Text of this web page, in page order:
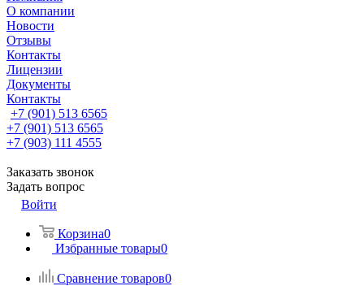
О компании
Новости
Отзывы
Контакты
Лицензии
Документы
Контакты
+7 (901) 513 6565
+7 (901) 513 6565
+7 (903) 111 4555
Заказать звонок
Задать вопрос
Войти
Корзина0
Избранные товары0
Сравнение товаров0